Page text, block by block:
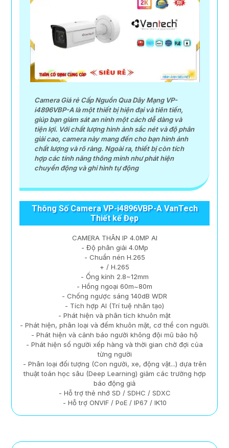
Camera Giá rẻ Cấp Nguồn Qua Dây Mạng VP-
i4896VBP-A là một thiết bị hiện đại và tiên tiến,
giúp bạn giám sát an ninh một cách dễ dàng và
tiện lợi. Với chất lượng hình ảnh sắc nét và độ phân
giải cao, camera này mang đến cho bạn hình ảnh
chất lượng và rõ ràng. Ngoài ra, thiết bị còn tích
hợp các tính năng thông minh như phát hiện
chuyển động và ghi hình tự động
Thông Số Camera VP-i4896VBP-A VanTech
Thiết kế Đẹp
CAMERA THÂN IP 4.0MP AI
- Độ phân giải 4.0Mp
- Chuẩn nén H.265
+ / H.265
- Ống kính 2.8~12mm
- Hồng ngoại 60m~80m
- Chống ngược sáng 140dB WDR
- Tích hợp AI (Trí tuệ nhân tạo)
- Phát hiện và phân tích khuôn mặt
- Phát hiện, phân loại và đếm khuôn mặt, cơ thể con người.
- Phát hiện và cảnh báo người không đội mũ bảo hộ
- Phát hiện số người xếp hàng và thời gian chờ đợi của
từng người
- Phân loại đối tượng (Con người, xe, động vật...) dựa trên
thuật toán học sâu (Deep Learning) giảm các trường hợp
báo động giả
- Hỗ trợ thẻ nhớ SD / SDHC / SDXC
- Hỗ trợ ONVIF / PoE / IP67 / IK10